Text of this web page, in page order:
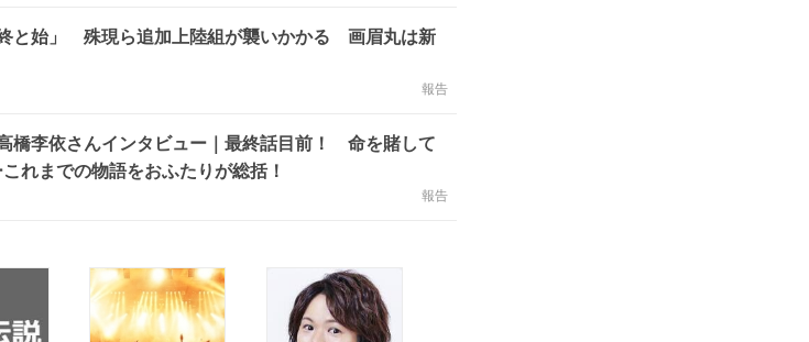
と始」 殊現ら追加上陸組が襲いかかる 画眉丸は新
報告
橋李依さんインタビュー｜最終話目前！ 命を賭して
れまでの物語をおふたりが総括！
報告